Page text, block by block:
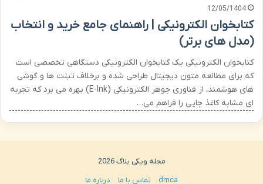
12/05/1404
کتابخوان الکترونیکی | راهنمای جامع خرید و انتخاب
(مدل های برتر)
کتابخوان الکترونیکی یک کتابخوان الکترونیکی دستگاهی تخصصی است
که برای مطالعه متون دیجیتال طراحی شده و برخلاف تبلت ها و گوشی
های هوشمند، از فناوری جوهر الکترونیکی (E-Ink) بهره می برد که تجربه
ای مشابه کاغذ چاپی را فراهم می…
مجله ویکی بلاگ 2026
dmca
تماس با ما درباره ما